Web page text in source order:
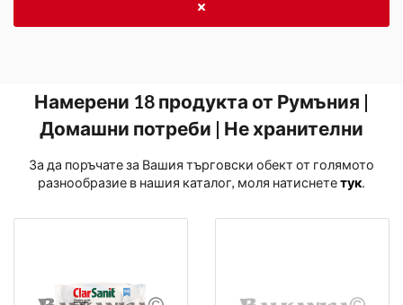
Намерени 18 продукта от Румъния |
Домашни потреби | Не хранителни
За да поръчате за Вашия търговски обект от голямото
разнообразие в нашия каталог, моля натиснететук․